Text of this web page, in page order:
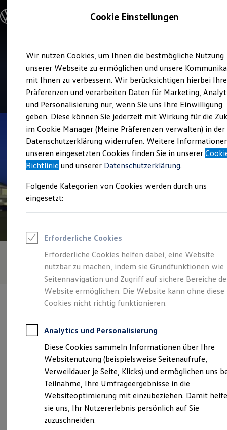
Hauptinhalt
springen
Footer
springen
Modelle und Konfigurator
Modelle vergleichen
Elektroautos
ENERGY Sondermodelle
Nutzfahrzeuge
SUV und CUV
Familienautos
Kombis
Kompaktwagen
Sportwagen
Schnell verfügbare Fahrzeuge
Angebote und Produkte
Aktuelle Angebote
E-Auto-Förderung
Volkswagen Marktplatz
Junge Gebrauchtwagen und Gebrauchtwagen
Volkswagen Zertifizierte Gebrauchtwagen
Zubehör- und Serviceangebote
Leasing
Leasing-Angebote
Gebrauchtwagen Leasing
Junge Gebrauchtwagen-Leasing
Elektroauto Leasing
Kleinwagen-Leasing
Leasing ohne Anzahlung
Finanzierung
Kfz-Versicherung
Restschuldversicherungen
Garantien
Wartungsverträge
Geschäftskunden
Professional Class bei Volkswagen
Großkunden
Behörden
Direktkunden
Sonderfahrzeuge
Anpfiff zum Gewinn
Verkauf und Service
Ramsperger Automobile
4.8| 581 Bewertungen
Verantwortlich für die Inhalte auf dieser Seite ist die Ramsperger
Automobile GmbH & Co. KG (Impressum & Rechtliches)
Hindenburgstraße 45, 73230 Kirchheim
Cookie Einstellungen
Wir nutzen Cookies, um Ihnen die bestmögliche Nutzung
unserer Webseite zu ermöglichen und unsere
mit Ihnen zu verbessern. Wir berücksichtigen hierbei Ihre
Präferenzen und verarbeiten Daten für Marketing,
und Personalisierung nur, wenn Sie uns Ihre Einwilligung
geben. Diese können Sie jederzeit mit Wirkung für die
im Cookie Manager (Meine Präferenzen verwalten) in der
Datenschutzerklärung widerrufen. Weitere
unseren eingesetzten Cookies finden Sie in unserer
Richtlinie und unserer Datenschutzerklärung.
Folgende Kategorien von Cookies werden durch uns
eingesetzt:
Erforderliche Cookies
Erforderliche Cookies helfen dabei, eine Website
nutzbar zu machen, indem sie Grundfunktionen wie
Seitennavigation und Zugriff auf sichere Bereiche
Website ermöglichen. Die Website kann ohne diese
Cookies nicht richtig funktionieren.
Analytics und Personalisierung
Diese Cookies sammeln Informationen über Ihre
Websitenutzung (beispielsweise Seitenaufrufe,
Verweildauer je Seite, Klicks) und ermöglichen uns
Teilnahme, Ihre Umfrageergebnisse in die
Websiteoptimierung mit einzubeziehen. Damit
sie uns, Ihr Nutzererlebnis persönlich auf Sie
zuzuschneiden.